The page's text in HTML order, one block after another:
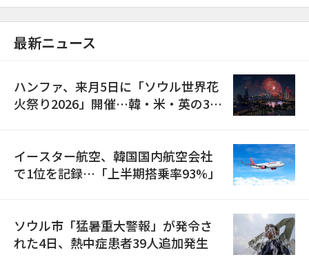
最新ニュース
ハンファ、来月5日に「ソウル世界花
火祭り2026」開催…韓・米・英の3カ
イースター航空、韓国国内航空会社
で1位を記録…「上半期搭乗率93%」
ソウル市「猛暑重大警報」が発令さ
れた4日、熱中症患者39人追加発生